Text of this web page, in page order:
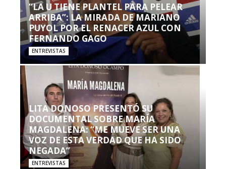
“LA U TIENE PLANTEL PARA PELEAR
ARRIBA”: LA MIRADA DE MARIANO
PUYOL POR EL RENACER AZUL CON
FERNANDO GAGO
ENTREVISTAS
LITA DONOSO PRESENTÓ SU
DOCUMENTAL SOBRE MARÍA
MAGDALENA: “ME MUEVE SER UNA
VOZ DE ESTA VERDAD QUE HA SIDO
NEGADA”
ENTREVISTAS